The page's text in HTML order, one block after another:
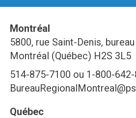
Montréal
5800, rue Saint-Denis,
Montréal (Québec) H2S 3L5
514-875-7100 ou 1-800-
Québec